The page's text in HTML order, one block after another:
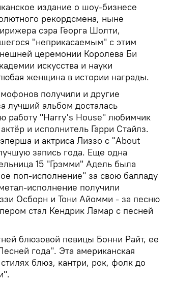
издание о шоу-бизнесе
рекордсмена, ныне
сэра Георга Шолти,
"неприкасаемым" с этим
церемонии Королева Би
искусства и науки
женщина в истории награды.
получили и другие
лучший альбом досталась
работу "Harry's House" любимчик
и исполнитель Гарри Стайлз.
и актриса Лиззо с "About
запись года. Еще одна
15 "Грэмми" Адель была
поп-исполнение" за свою балладу
исполнение получили
Осборн и Тони Айомми - за песню
стал Кендрик Ламар с песней
блюзовой певицы Бонни Райт, ее
года". Эта американская
блюз, кантри, рок, фолк до